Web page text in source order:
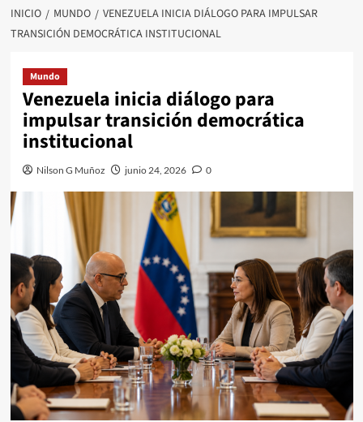
INICIO MUNDO
VENEZUELA INICIA DIÁLOGO PARA IMPULSAR
TRANSICIÓN DEMOCRÁTICA INSTITUCIONAL
Mundo
Venezuela inicia diálogo para
impulsar transición democrática
institucional
Nilson G Muñoz junio 24, 2026 0